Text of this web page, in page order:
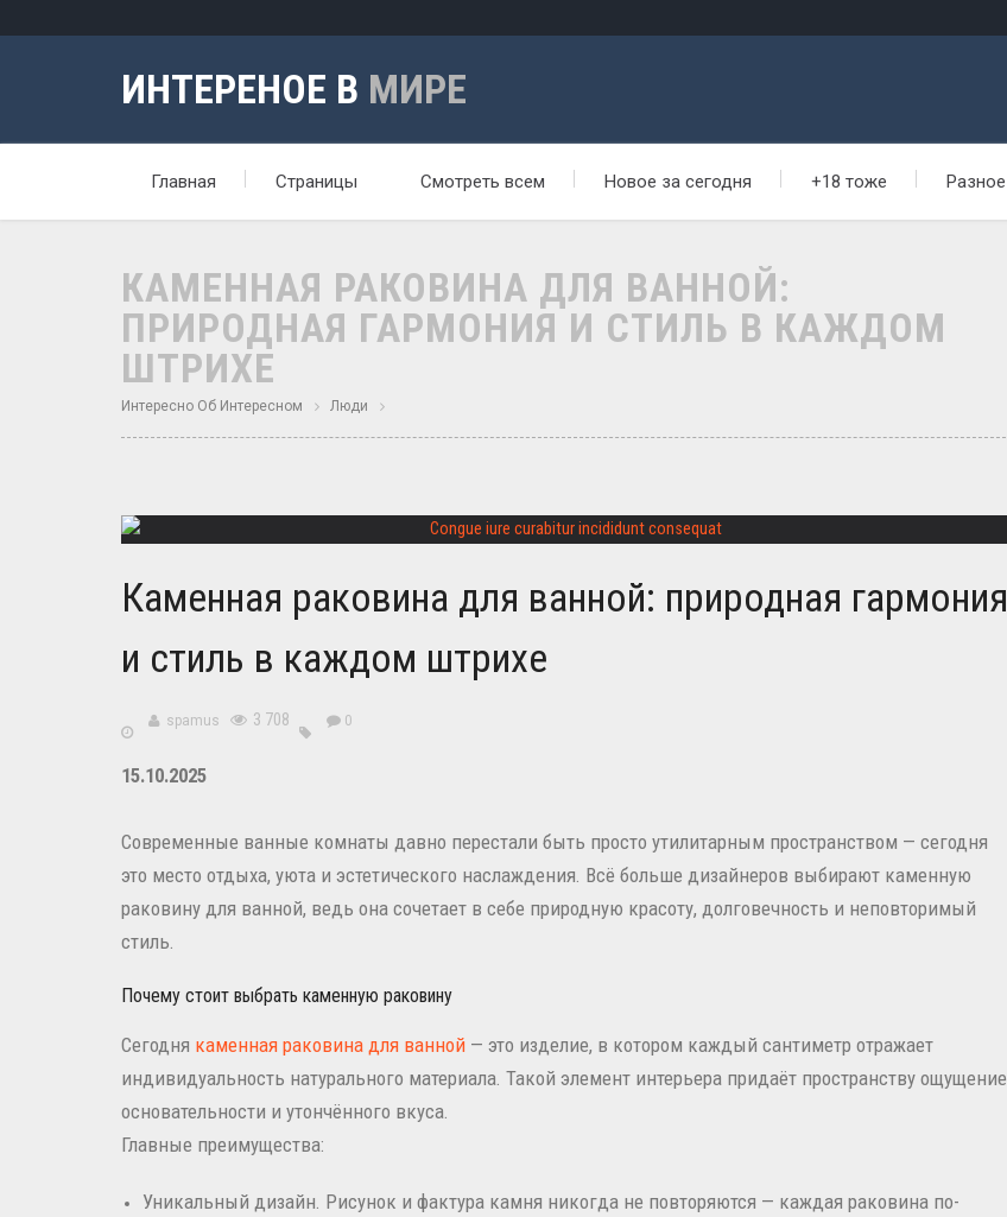
ИНТЕРЕНОЕ В МИРЕ
Главная Страницы Смотреть всем Новое за сегодня +18 тоже Разное
КАМЕННАЯ РАКОВИНА ДЛЯ ВАННОЙ:
ПРИРОДНАЯ ГАРМОНИЯ И СТИЛЬ В КАЖДОМ
ШТРИХЕ
Интересно Об Интересном Люди
Каменная раковина для ванной: природная гармония
и стиль в каждом штрихе
spamus 3 708 0
15.10.2025
Современные ванные комнаты давно перестали быть просто утилитарным пространством — сегодня
это место отдыха, уюта и эстетического наслаждения. Всё больше дизайнеров выбирают каменную
раковину для ванной, ведь она сочетает в себе природную красоту, долговечность и неповторимый
стиль.
Почему стоит выбрать каменную раковину
Сегодня каменная раковина для ванной — это изделие, в котором каждый сантиметр отражает
индивидуальность натурального материала. Такой элемент интерьера придаёт пространству ощущение
основательности и утончённого вкуса.
Главные преимущества:
Уникальный дизайн. Рисунок и фактура камня никогда не повторяются — каждая раковина по-